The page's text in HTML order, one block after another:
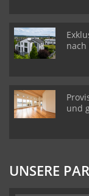
und
UNSERE